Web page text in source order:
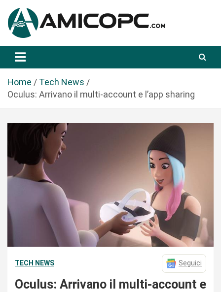
a
Amicopc.com
Home
Tech News
Oculus: Arrivano il multi-account e l’app sharing
TECH NEWS Seguici
Oculus: Arrivano il multi-account e